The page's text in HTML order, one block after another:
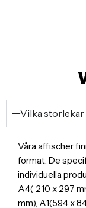
Vilka storlekar
Våra affischer
format. De
individuella
A4( 210 x 297
mm), A1(594 x